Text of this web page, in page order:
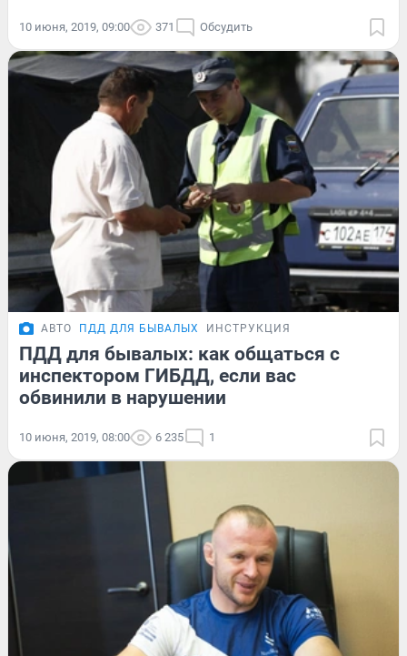
10 июня, 2019, 09:00 371 Обсудить
АВТО ПДД ДЛЯ БЫВАЛЫХ ИНСТРУКЦИЯ
ПДД для бывалых: как общаться с
инспектором ГИБДД, если вас
обвинили в нарушении
10 июня, 2019, 08:00 6 235 1